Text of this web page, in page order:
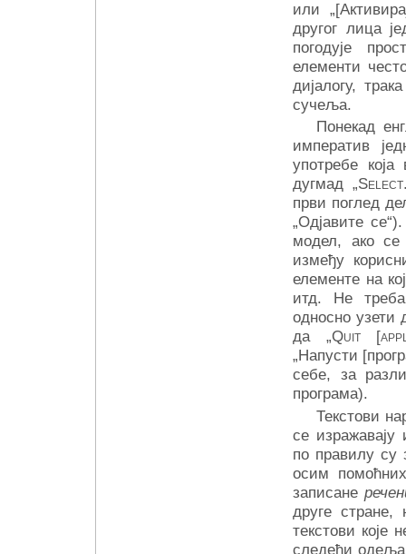
или
другог лица
погодује
елементи
дијалогу,
сучеља.
Понекад
императив
употребе
дугмад „
први поглед
„Одјавите
модел, ако се
између
елементе на
итд. Не
односно узети
да „Quit
„Напусти
себе, за
програма).
Текстови
се
по правилу су
осим
записане
друге стране,
текстови које
следећи